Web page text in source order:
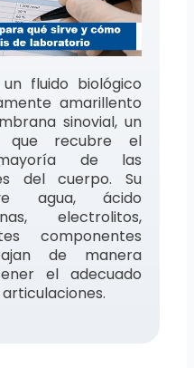
fluido biológico
amarillento
sinovial, un
que recubre el
de las
del cuerpo. Su
agua, ácido
electrolitos,
componentes
de manera
el adecuado